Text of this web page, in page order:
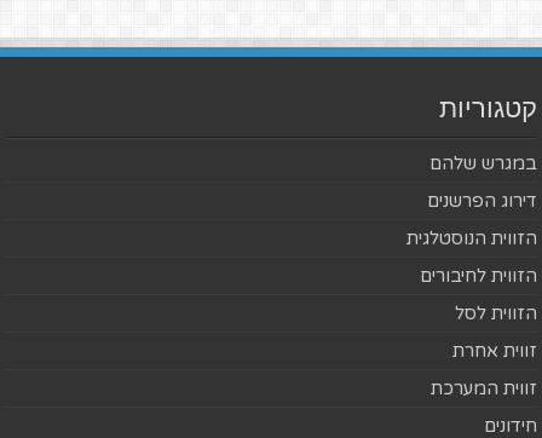
קטגוריות
במגרש שלהם
דירוג הפרשנים
הזווית הנוסטלגית
הזווית לחיבורים
הזווית לסל
זווית אחרת
זווית המערכת
חידונים